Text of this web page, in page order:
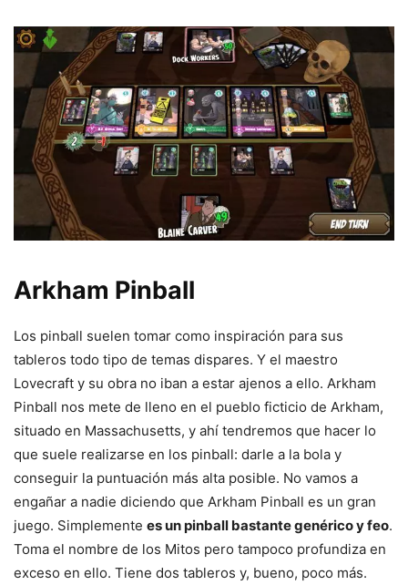
Arkham Pinball
Los pinball suelen tomar como inspiración para sus
tableros todo tipo de temas dispares. Y el maestro
Lovecraft y su obra no iban a estar ajenos a ello. Arkham
Pinball nos mete de lleno en el pueblo ficticio de Arkham,
situado en Massachusetts, y ahí tendremos que hacer lo
que suele realizarse en los pinball: darle a la bola y
conseguir la puntuación más alta posible. No vamos a
engañar a nadie diciendo que Arkham Pinball es un gran
juego. Simplemente es un pinball bastante genérico y feo.
Toma el nombre de los Mitos pero tampoco profundiza en
exceso en ello. Tiene dos tableros y, bueno, poco más.